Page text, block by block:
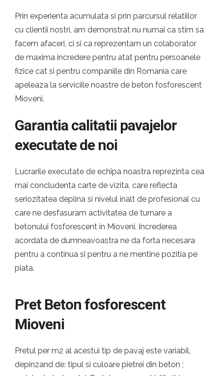
Prin experienta acumulata si prin parcursul relatiilor
cu clientii nostri, am demonstrat nu numai ca stim sa
facem afaceri, ci si ca reprezentam un colaborator
de maxima incredere pentru atat pentru persoanele
fizice cat si pentru companiile din Romania care
apeleaza la serviciile noastre de beton fosforescent
Mioveni.
Garantia calitatii pavajelor
executate de noi
Lucrarile executate de echipa noastra reprezinta cea
mai concludenta carte de vizita, care reflecta
seriozitatea deplina si nivelul inalt de profesional cu
care ne desfasuram activitatea de turnare a
betonului fosforescent in Mioveni. Increderea
acordata de dumneavoastra ne da forta necesara
pentru a continua si pentru a ne mentine pozitia pe
piata.
Pret Beton fosforescent
Mioveni
Pretul per m2 al acestui tip de pavaj este variabil,
depinzand de: tipul si culoare pietrei din beton ;